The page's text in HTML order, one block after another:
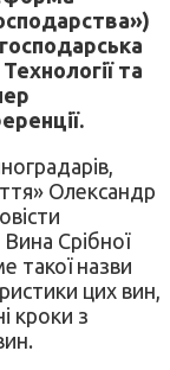
та
Олександр
Срібної
такої назви
цих вин,
кроки з